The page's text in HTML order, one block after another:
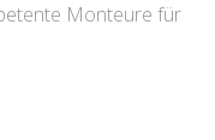
Monteure für